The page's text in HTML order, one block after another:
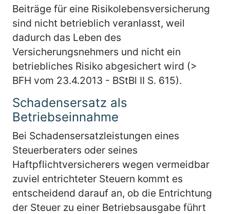
Beiträge für eine Risikolebensversicherung
sind nicht betrieblich veranlasst, weil
dadurch das Leben des
Versicherungsnehmers und nicht ein
betriebliches Risiko abgesichert wird (>
BFH vom 23.4.2013 - BStBl II S. 615).
Schadensersatz als
Betriebseinnahme
Bei Schadensersatzleistungen eines
Steuerberaters oder seines
Haftpflichtversicherers wegen vermeidbar
zuviel entrichteter Steuern kommt es
entscheidend darauf an, ob die Entrichtung
der Steuer zu einer Betriebsausgabe führt